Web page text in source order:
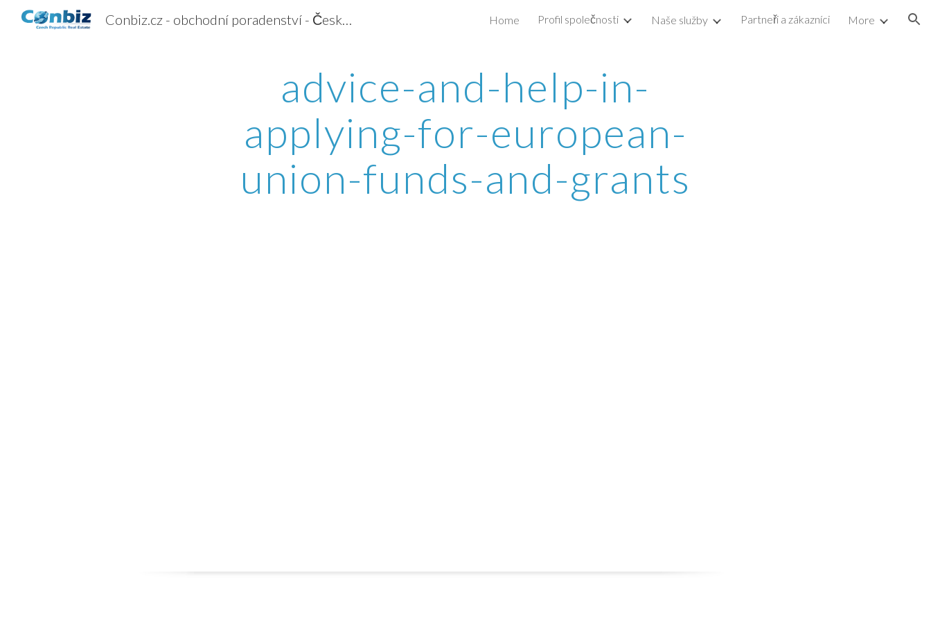
Skip to main content Skip to navigation
Conbiz.cz - obchodní poradenství - Česká republika, Izrael Home Profil společnosti Naše služby Partneři a zákazníci More
advice-and-help-in-
applying-for-european-
union-funds-and-grants